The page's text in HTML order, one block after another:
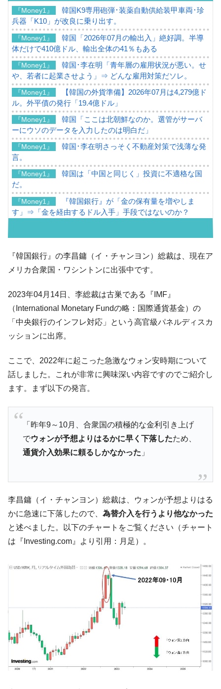
『Money1』
韓国K9専用砲弾･装薬自動供給装甲車両･珍
兵器「K10」が改良に乗り出す。
『Money1』
韓国「2026年07月の輸出入」絶好調。半導
体だけで410億ドル、輸出全体の41％もある
『Money1』
韓国･李在明「青年層の雇用状況が悪い。せ
や、若者に起業させよう」⇒ どんな雇用対策だソレ。
『Money1』
【韓国の外貨準備】2026年07月は4,279億ド
ル。外平債の発行「19.4億ドル」
『Money1』
韓国「ここは北朝鮮なのか。選管がサーバ
ーにウソのデータを入力したのは明白だ」
『Money1』
韓国･李在明さっそく不動産対策で浅薄な発
言。
『Money1』
韓国は「中国と同じく」投資に不適格な国
だ。
『Money1』
『韓国銀行』が「金の保有量を増やしま
す」⇒「金を経由するドル入手」手段ではないのか？
ル」まで拡大 ⇒ 海外資金の動きに強く左右される状態
『Money1』
韓国･帰ってきた李在明。李在明を支持しな
い「50.5％」に上昇
た ⇒ 国家が行った恐るべき株価操作であり、空前の国政壟
断
『Money1』
韓国･警察職員が「丸刈りになって抗議活
動」
国の過剰生産が世界を蝕む。
『Money1』
韓国製造業「半導体絶好調」のウラで他業
種は全般的「不調」⇒ PSIが示す現況は決して良くない。
ン』1人当たり賠償10万ウォンを認定 ⇒ 総額3兆7,000億
『Money1』 韓国で猛暑。南東部では干ばつ
『Money1』
「KDDX」1番艦、2032年竣工と公示
【対日本円】ウォン安が急進！ 日米の協調
に韓国がいっちょがみしたのでは。
『Money1』
韓国政府『BYD』車への補助金を全廃 ⇒ 実
は韓国で『BYD』車は売れている。6カ月で対前年同期比
1.9倍！
『Money1』
在韓米国大使スティールが着韓！⇒ さっそ
韓国政府「2035年までに18.4GW規模のAIデ
ータセンター整備」⇒ だから無理だってば。
JPモルガン「韓国レバレッジETFの清算は
『Money1』
韓国『国民年金公団』株価暴落で200兆蒸
発。
『Money1』
韓国政府「ニセＫ-ブランドを通報しようキ
ャンペーン」⇒ あの名物教授も登場！
『韓国銀行』の李昌鏞（イ・チャンヨン）総裁は、現在ア
メリカ合衆国・ワシントンに出張中です。
2023年04月14日、李総裁は古巣である『IMF』
（International Monetary Fundの略：国際通貨基金）の
「中央銀行のインフレ対応」という高官級パネルディスカ
ッションに出席。
ここで、2022年に起こった急激なウォン安時期について
話しました。これが非常に興味深い内容ですのでご紹介し
ます。まず以下の発言。
「昨年9～10月、合衆国の積極的な金利引き上げ
でウォンが予想よりはるかに早く下落したため、
通貨介入効果に頼るしかなかった 」
李昌鏞（イ・チャンヨン）総裁は、ウォンが予想よりはる
かに急速に下落したので、 為替介入を行うより他なかった
と述べました。以下のチャートをご覧ください（チャート
は『Investing.com』より引用：月足）。